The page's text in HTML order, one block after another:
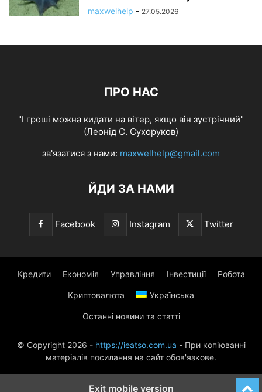
maxwelhelp - 27.05.2026
ПРО НАС
"І гроші можна кидати на вітер, якщо він зустрічний"
(Леонід С. Сухоруков)
зв'язатися з нами: maxwelhelp@gmail.com
ЙДИ ЗА НАМИ
Facebook Instagram Twitter
Кредити Економія Управління Інвестиції Робота
Криптовалюта Українська
Останні новини та статті
© Copyright 2026 - https://ieatso.com.ua - При копіюванні
матеріалів посилання на сайт обов'язкове.
Exit mobile version